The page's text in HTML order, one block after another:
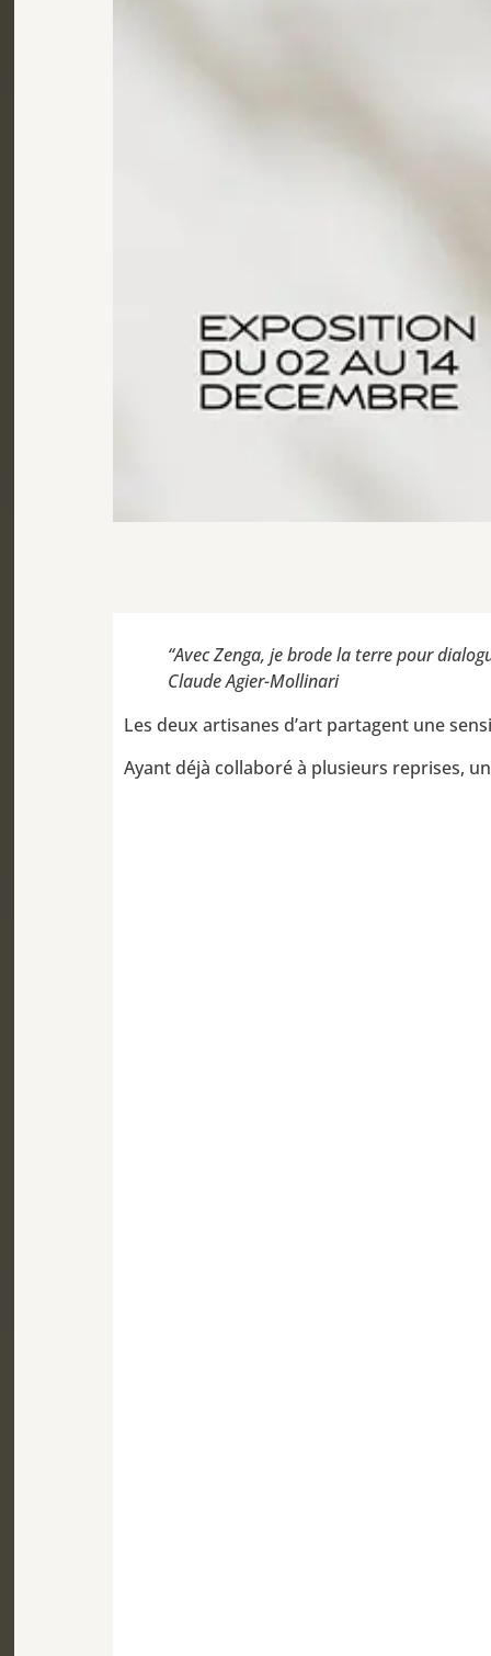
“Avec Zenga, je brode la terre pour
Claude Agier-Mollinari
Les deux artisanes d’art partagent une
Ayant déjà collaboré à plusieurs reprises,